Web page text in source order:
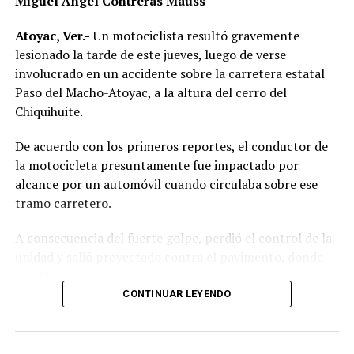
Atoyac, Ver.-Un motociclista resultó gravemente
lesionado la tarde de este jueves, luego de verse
involucrado en un accidente sobre la carretera estatal
Paso del Macho-Atoyac, a la altura del cerro del
Chiquihuite.
De acuerdo con los primeros reportes, el conductor de
la motocicleta presuntamente fue impactado por
alcance por un automóvil cuando circulaba sobre ese
tramo carretero.
A consecuencia del fuerte golpe, perdió el control de la
Testigos del accidente solicitaron de inmediato el apoyo
de los cuerpos de emergencia al percatarse de que el
CONTINUAR LEYENDO